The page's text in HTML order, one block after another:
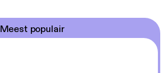
Meest populair